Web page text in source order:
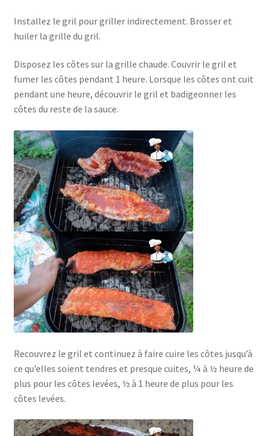
Installez le gril pour griller indirectement. Brosser et
huiler la grille du gril.
Disposez les côtes sur la grille chaude. Couvrir le gril et
fumer les côtes pendant 1 heure. Lorsque les côtes ont cuit
pendant une heure, découvrir le gril et badigeonner les
côtes du reste de la sauce.
Recouvrez le gril et continuez à faire cuire les côtes jusqu’à
ce qu’elles soient tendres et presque cuites, ¼ à ½ heure de
plus pour les côtes levées, ½ à 1 heure de plus pour les
côtes levées.